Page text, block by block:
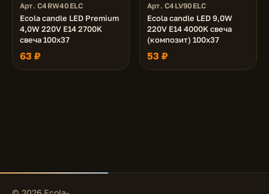
Арт. C4RW40ELC
Ecola candle LED Premium
4,0W 220V E14 2700K
свеча 100x37
63 ₽
Арт. C4LV90ELC
Ecola candle LED 9,0W
220V E14 4000K свеча
(композит) 100x37
53 ₽